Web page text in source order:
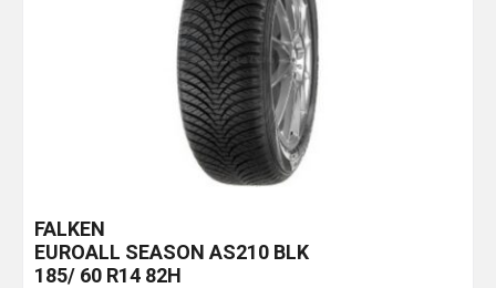
FALKEN
EUROALL SEASON AS210 BLK
185/ 60 R14 82H